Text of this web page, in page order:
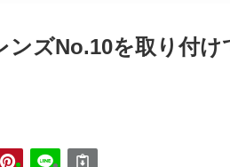
ンズNo.10を取り付